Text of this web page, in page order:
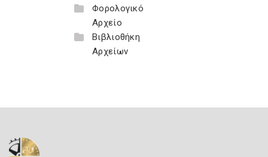
Φορολογικό
Αρχείο
Βιβλιοθήκη
Αρχείων